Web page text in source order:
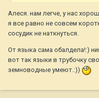
Алеся. нам легче, у нас
я все равно не совсем
сосудик не наткнуться.
От языка сама обалдела!:)
вот так языки в трубочку
земноводные умеют.:))